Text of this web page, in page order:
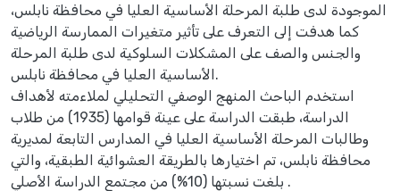
الموجودة لدى طلبة المرحلة الأساسية العليا في محافظة نابلس،
كما هدفت إلى التعرف على تأثير متغيرات الممارسة الرياضية
والجنس والصف على المشكلات السلوكية لدى طلبة المرحلة
الأساسية العليا في محافظة نابلس.
استخدم الباحث المنهج الوصفي التحليلي لملاءمته لأهداف
الدراسة، طبقت الدراسة على عينة قوامها (1935) من طلاب
وطالبات المرحلة الأساسية العليا في المدارس التابعة لمديرية
محافظة نابلس، تم اختيارها بالطريقة العشوائية الطبقية، والتي
بلغت نسبتها (10%) من مجتمع الدراسة الأصلي .